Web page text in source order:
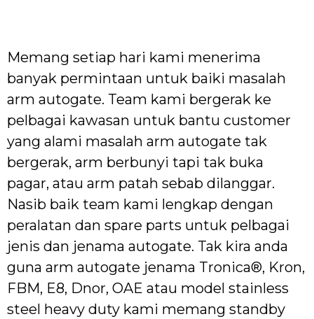
Memang setiap hari kami menerima
banyak permintaan untuk baiki masalah
arm autogate. Team kami bergerak ke
pelbagai kawasan untuk bantu customer
yang alami masalah arm autogate tak
bergerak, arm berbunyi tapi tak buka
pagar, atau arm patah sebab dilanggar.
Nasib baik team kami lengkap dengan
peralatan dan spare parts untuk pelbagai
jenis dan jenama autogate. Tak kira anda
guna arm autogate jenama Tronica®, Kron,
FBM, E8, Dnor, OAE atau model stainless
steel heavy duty kami memang standby